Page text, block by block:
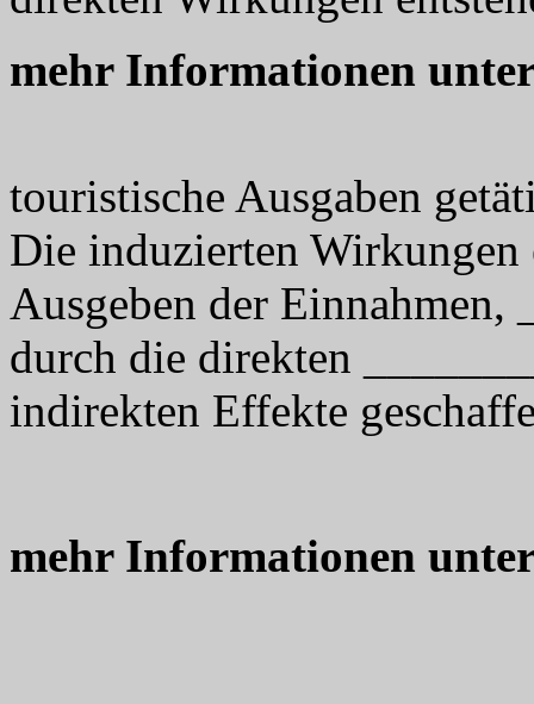
mehr Informationen
touristische Ausgaben
Die induzierten Wirkungen
Ausgeben der Einnahmen,
durch die direkten
indirekten Effekte
mehr Informationen